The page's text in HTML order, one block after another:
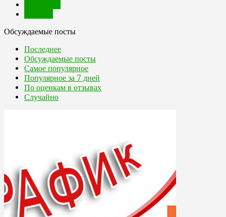
Обсуждаемые посты
Последнее
Обсуждаемые посты
Самое популярное
Популярное за 7 дней
По оценкам в отзывах
Случайно